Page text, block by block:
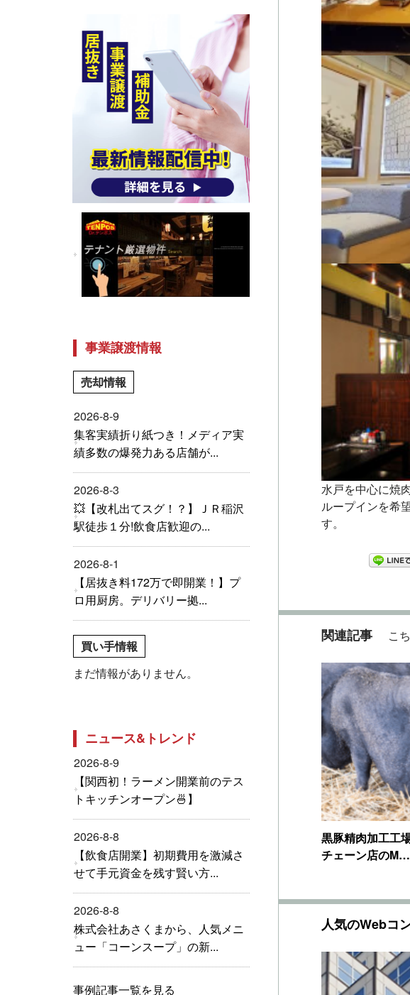
水戸を中心に焼
ループインを希
す。
関連記事 こ
黒豚精肉加工工
チェーン店のM…
人気のWebコ
事業譲渡情報
売却情報
2026-8-9
集客実績折り紙つき！メディア実
績多数の爆発力ある店舗が...
2026-8-3
💥【改札出てスグ！？】ＪＲ稲沢
駅徒歩１分!飲食店歓迎の...
2026-8-1
【居抜き料172万で即開業！】プ
ロ用厨房。デリバリー拠...
買い手情報
まだ情報がありません。
ニュース&トレンド
2026-8-9
【関西初！ラーメン開業前のテス
トキッチンオープン🍜】
2026-8-8
【飲食店開業】初期費用を激減さ
せて手元資金を残す賢い方...
2026-8-8
株式会社あさくまから、人気メニ
ュー「コーンスープ」の新...
事例記事一覧を見る